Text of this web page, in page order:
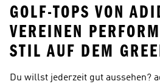
GOLF-TOPS VON
VEREINEN
STIL AUF DEM
Du willst jederzeit gut aussehen?